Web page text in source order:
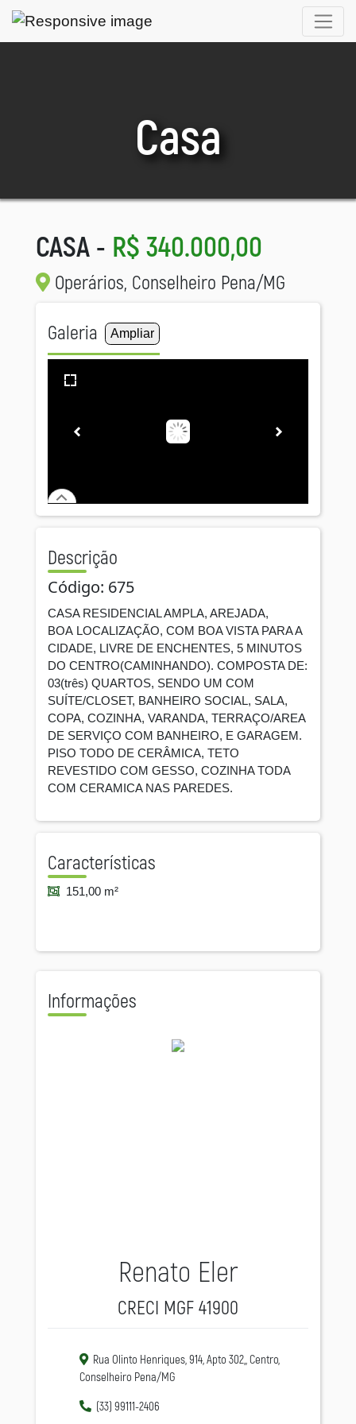
Casa
CASA - R$ 340.000,00
Operários, Conselheiro Pena/MG
Galeria Ampliar
Descrição
Código: 675
CASA RESIDENCIAL AMPLA, AREJADA,
BOA LOCALIZAÇÃO, COM BOA VISTA PARA A
CIDADE, LIVRE DE ENCHENTES, 5 MINUTOS
DO CENTRO(CAMINHANDO). COMPOSTA DE:
03(três) QUARTOS, SENDO UM COM
SUÍTE/CLOSET, BANHEIRO SOCIAL, SALA,
COPA, COZINHA, VARANDA, TERRAÇO/AREA
DE SERVIÇO COM BANHEIRO, E GARAGEM.
PISO TODO DE CERÂMICA, TETO
REVESTIDO COM GESSO, COZINHA TODA
COM CERAMICA NAS PAREDES.
Características
151,00 m²
Informações
Renato Eler
CRECI MGF 41900
Rua Olinto Henriques, 914, Apto 302,, Centro,
Conselheiro Pena/MG
(33) 99111-2406